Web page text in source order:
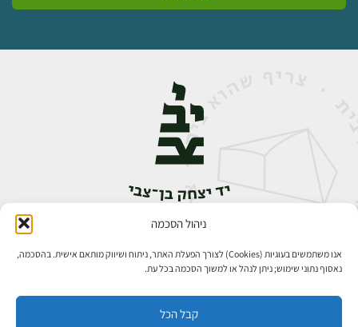
ניהול הסכמה
אנו משתמשים בעוגיות (Cookies) לצורך הפעלת האתר, ניתוח ושיווק מותאם אישית. בהסכמה,
נאסוף נתוני שימוש; ניתן לנהל או למשוך הסכמה בכל עת.
קבל הכל
אבן גבירול 14, רחביה, ירושלים